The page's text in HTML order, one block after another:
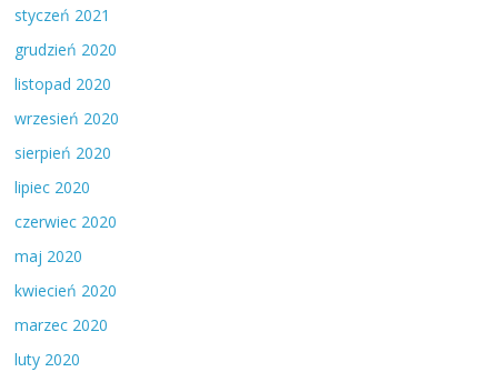
styczeń 2021
grudzień 2020
listopad 2020
wrzesień 2020
sierpień 2020
lipiec 2020
czerwiec 2020
maj 2020
kwiecień 2020
marzec 2020
luty 2020